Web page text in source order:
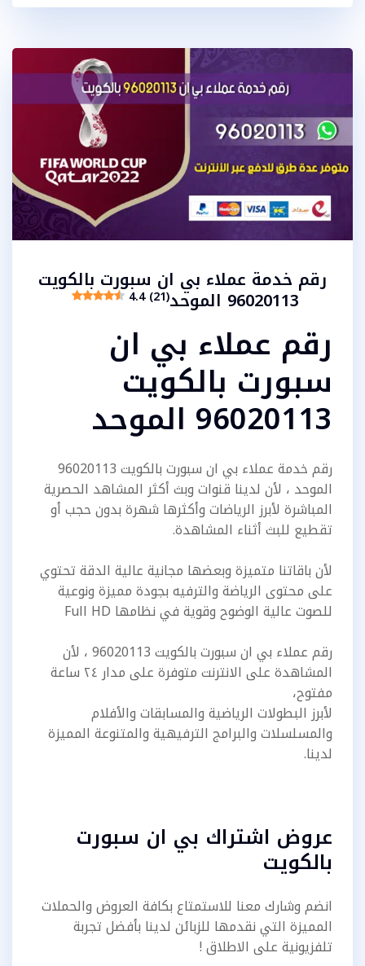
رقم خدمة عملاء بي ان سبورت بالكويت
96020113 الموحد 4.4 (21)
رقم عملاء بي ان
سبورت بالكويت
96020113 الموحد
رقم خدمة عملاء بي ان سبورت بالكويت 96020113
الموحد ، لأن لدينا قنوات وبث أكثر المشاهد الحصرية
المباشرة لأبرز الرياضات وأكثرها شهرة بدون حجب أو
تقطيع للبث أثناء المشاهدة.
لأن باقاتنا متميزة وبعضها مجانية عالية الدقة تحتوي
على محتوى الرياضة والترفيه بجودة مميزة ونوعية
للصوت عالية الوضوح وقوية في نظامها Full HD
رقم عملاء بي ان سبورت بالكويت 96020113 ، لأن
المشاهدة على الانترنت متوفرة على مدار ٢٤ ساعة
مفتوح،
لأبرز البطولات الرياضية والمسابقات والأفلام
والمسلسلات والبرامج الترفيهية والمتنوعة المميزة
لدينا.
عروض اشتراك بي ان سبورت
بالكويت
انضم وشارك معنا للاستمتاع بكافة العروض والحملات
المميزة التي نقدمها للزبائن لدينا بأفضل تجربة
تلفزيونية على الاطلاق !